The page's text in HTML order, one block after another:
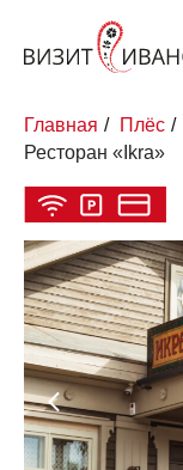
Главная / Плёс /
Ресторан «Ikra»